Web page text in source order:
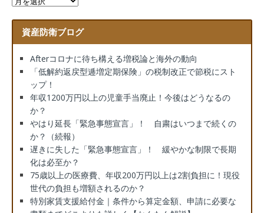
資産防衛ブログ
Afterコロナに待ち構える増税論と海外の動向
「低解約返戻型逓増定期保険」の税制改正で節税にスト
ップ！
年収1200万円以上の児童手当廃止！今後はどうなるの
か？
やはり延長「緊急事態宣言」！ 自粛はいつまで続くの
か？（続報）
遅きに失した「緊急事態宣言」！ 緩やかな制限で長期
化は必至か？
75歳以上の医療費、年収200万円以上は2割負担に！現役
世代の負担も増額されるのか？
特別家賃支援給付金｜条件から算定金額、申請に必要な